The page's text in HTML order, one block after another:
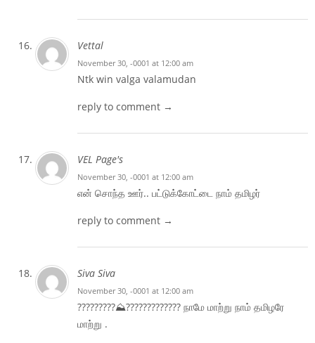
Vettal
November 30, -0001 at 12:00 am
Ntk win valga valamudan
reply to comment →
VEL Page's
November 30, -0001 at 12:00 am
என் சொந்த ஊர்.. பட்டுக்கோட்டை நாம் தமிழர்
reply to comment →
Siva Siva
November 30, -0001 at 12:00 am
?????????⛰️?️???????????? நாமே மாற்று நாம் தமிழரே
மாற்று .